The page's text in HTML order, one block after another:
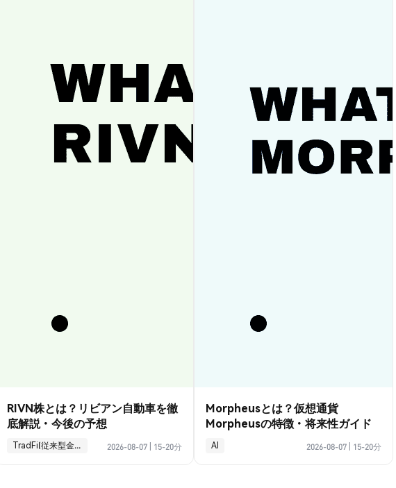
RIVN株とは？リビアン自動車を徹
底解説・今後の予想
TradFi(従来型金融) 2026-08-07 15-20分
Morpheusとは？仮想通貨
Morpheusの特徴・将来性ガイド
AI 2026-08-07 15-20分